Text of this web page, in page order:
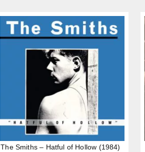
The Smiths – Hatful of Hollow (1984)